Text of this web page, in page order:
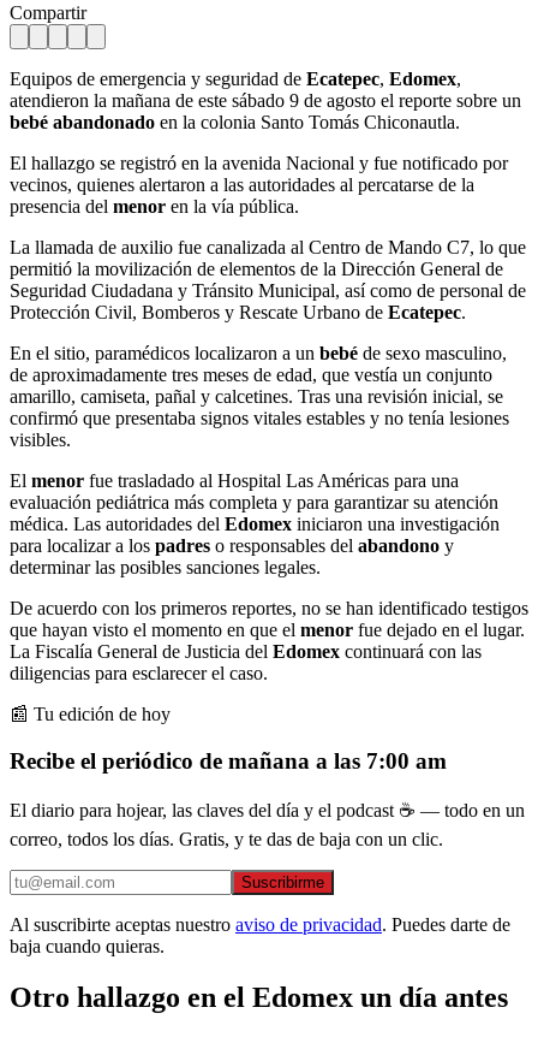
Compartir
Equipos de emergencia y seguridad de Ecatepec, Edomex,
atendieron la mañana de este sábado 9 de agosto el reporte sobre un
bebé abandonado en la colonia Santo Tomás Chiconautla.
El hallazgo se registró en la avenida Nacional y fue notificado por
vecinos, quienes alertaron a las autoridades al percatarse de la
presencia del menor en la vía pública.
La llamada de auxilio fue canalizada al Centro de Mando C7, lo que
permitió la movilización de elementos de la Dirección General de
Seguridad Ciudadana y Tránsito Municipal, así como de personal de
Protección Civil, Bomberos y Rescate Urbano de Ecatepec.
En el sitio, paramédicos localizaron a un bebé de sexo masculino,
de aproximadamente tres meses de edad, que vestía un conjunto
amarillo, camiseta, pañal y calcetines. Tras una revisión inicial, se
confirmó que presentaba signos vitales estables y no tenía lesiones
visibles.
El menor fue trasladado al Hospital Las Américas para una
evaluación pediátrica más completa y para garantizar su atención
médica. Las autoridades del Edomex iniciaron una investigación
para localizar a los padres o responsables del abandono y
determinar las posibles sanciones legales.
De acuerdo con los primeros reportes, no se han identificado testigos
que hayan visto el momento en que el menor fue dejado en el lugar.
La Fiscalía General de Justicia del Edomex continuará con las
diligencias para esclarecer el caso.
📰 Tu edición de hoy
Recibe el periódico de mañana a las 7:00 am
El diario para hojear, las claves del día y el podcast ☕ — todo en un
correo, todos los días. Gratis, y te das de baja con un clic.
Suscribirme
Al suscribirte aceptas nuestro aviso de privacidad. Puedes darte de
baja cuando quieras.
Otro hallazgo en el Edomex un día antes